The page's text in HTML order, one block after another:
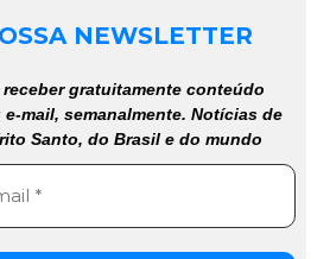
NEWSLETTER
gratuitamente conteúdo
mail, semanalmente. Notícias de
Santo, do Brasil e do mundo